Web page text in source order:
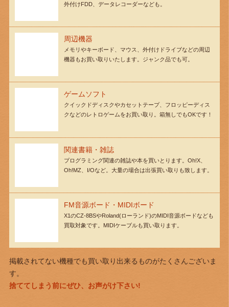
外付けFDD、データレコーダーなども。
周辺機器
メモリやキーボード、マウス、外付けドライブなどの周辺
機器もお買い取りいたします。ジャンク品でも可。
ゲームソフト
クイックドディスクやカセットテープ、フロッピーディス
クなどのレトロゲームをお買い取り。箱無しでもOKです！
関連書籍・雑誌
プログラミング関連の雑誌や本を買いとります。Oh!X、
Oh!MZ、I/Oなど。大量の場合は出張買い取りも致します。
FM音源ボード・MIDIボード
X1のCZ-8BSやRoland(ローランド)のMIDI音源ボードなども
買取対象です。MIDIケーブルも買い取ります。
掲載されてない機種でも買い取り出来るものがたくさんございま
す。
捨ててしまう前にぜひ、お声がけ下さい!